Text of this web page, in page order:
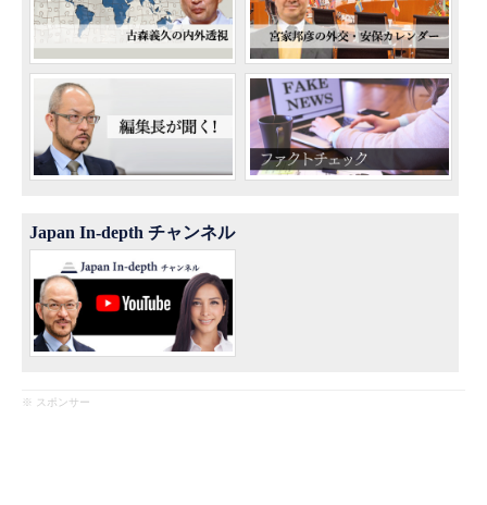
Japan In-depth チャンネル
※ スポンサー